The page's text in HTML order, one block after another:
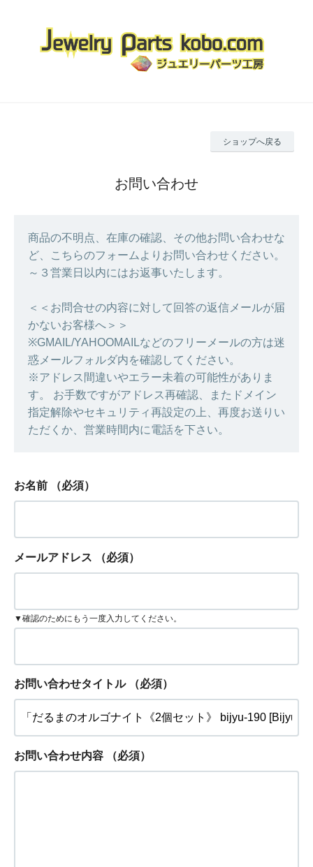
ショップへ戻る
お問い合わせ
商品の不明点、在庫の確認、その他お問い合わせな
ど、こちらのフォームよりお問い合わせください。
～３営業日以内にはお返事いたします。
＜＜お問合せの内容に対して回答の返信メールが届
かないお客様へ＞＞
※GMAIL/YAHOOMAILなどのフリーメールの方は迷
惑メールフォルダ内を確認してください。
※アドレス間違いやエラー未着の可能性がありま
す。 お手数ですがアドレス再確認、またドメイン
指定解除やセキュリティ再設定の上、再度お送りい
ただくか、営業時間内に電話を下さい。
お名前 （必須）
メールアドレス （必須）
▼確認のためにもう一度入力してください。
お問い合わせタイトル （必須）
お問い合わせ内容 （必須）